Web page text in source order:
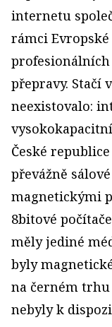
internetu
rámci
přepravy. Stačí
neexistovalo:
České
převážně
magnetickými
8bitové
měly jediné
byly
na černém trhu
nebyly k